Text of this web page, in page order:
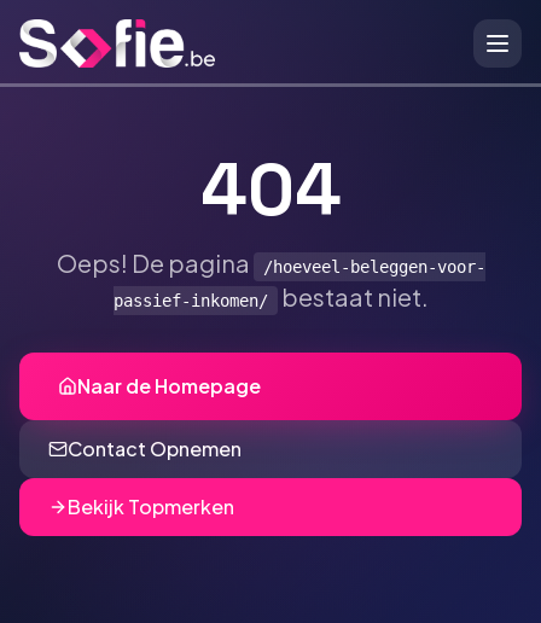
404
Oeps! De pagina
/hoeveel-beleggen-voor-
passief-inkomen/ bestaat niet.
Naar de Homepage
Contact Opnemen
Bekijk Topmerken